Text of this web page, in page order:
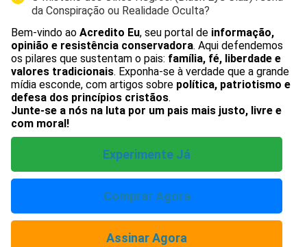
da Conspiração ou Realidade Oculta?
Bem-vindo ao Acredito Eu, seu portal de informação,
opinião e resistência conservadora. Aqui defendemos
os pilares que sustentam o pais: família, fé, liberdade e
valores tradicionais. Exponha-se à verdade que a grande
mídia esconde, com artigos sobre política, patriotismo e
defesa dos princípios cristãos.
Junte-se a nós na luta por um pais mais justo, livre e
com moral!
Experimente Já
Comprar Agora
Assinar Agora